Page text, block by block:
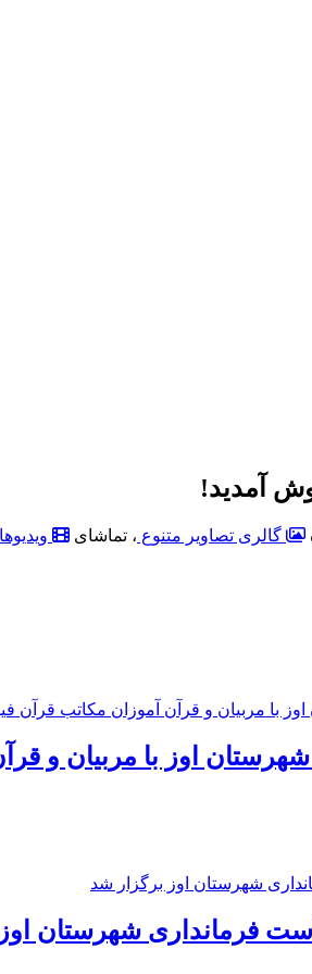
آمدید!
گالری‌ تصاویر متنوع ، تماشای
شهرستان اوز با مربیان و
فرمانداری شهرستان